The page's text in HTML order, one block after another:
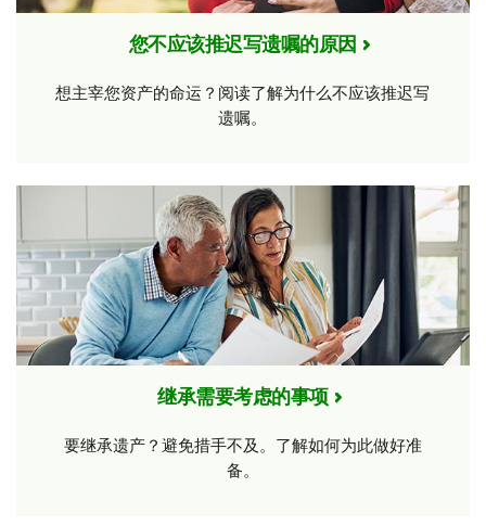
您不应该推迟写遗嘱的原因
想主宰您资产的命运？阅读了解为什么不应该推迟写
遗嘱。
继承需要考虑的事项
要继承遗产？避免措手不及。了解如何为此做好准
备。